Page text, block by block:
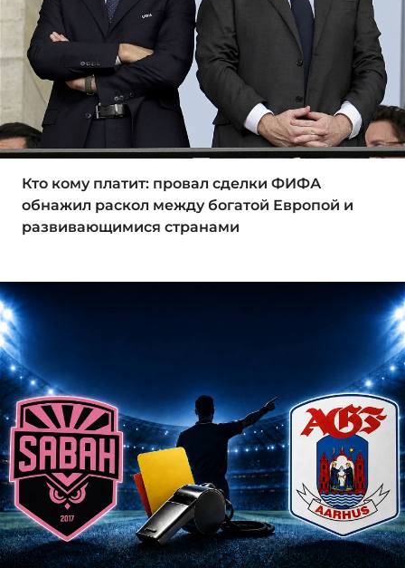
Кто кому платит: провал сделки ФИФА
обнажил раскол между богатой Европой и
развивающимися странами